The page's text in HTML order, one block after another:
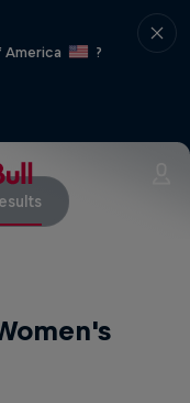
America
?